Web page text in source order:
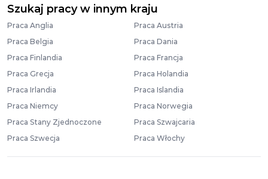
Szukaj pracy w innym kraju
Praca Anglia
Praca Austria
Praca Belgia
Praca Dania
Praca Finlandia
Praca Francja
Praca Grecja
Praca Holandia
Praca Irlandia
Praca Islandia
Praca Niemcy
Praca Norwegia
Praca Stany Zjednoczone
Praca Szwajcaria
Praca Szwecja
Praca Włochy